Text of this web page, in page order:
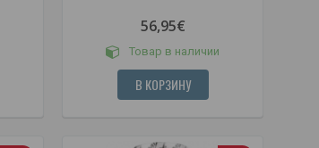
56,95€
Товар в наличии
В КОРЗИНУ